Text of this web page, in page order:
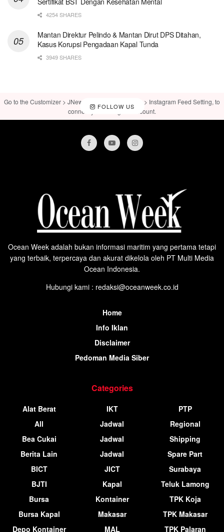
4254 SHARES
Mantan Direktur Pelindo & Mantan Dirut DPS Ditahan,
Kasus Korupsi Pengadaan Kapal Tunda
3949 SHARES
FOLLOW US
Go to the Customizer > JNews : Social, Like & View > Instagram Feed Setting, to
connect your Instagram account.
Ocean Week adalah bukan informasi maritim yang pertama tetapi
yang terbaik, terpercaya dan akurat dikelola oleh PT Multi Media
Ocean Indonesia.
Hubungi kami : redaksi@oceanweek.co.id
Home
Info Iklan
Disclaimer
Pedoman Media Siber
Categories
Alat Berat
All
Bea Cukai
Berita Lain
BICT
BJTI
Bursa
Bursa Kapal
Depo Kontainer
IKT
Jadwal
Jadwal
Jadwal
JICT
Kapal
Kontainer
Makasar
MAL
PTP
Regional
Shipping
Spare Part
Surabaya
Teluk Lamong
TPK Koja
TPK Makasar
TPK Palaran